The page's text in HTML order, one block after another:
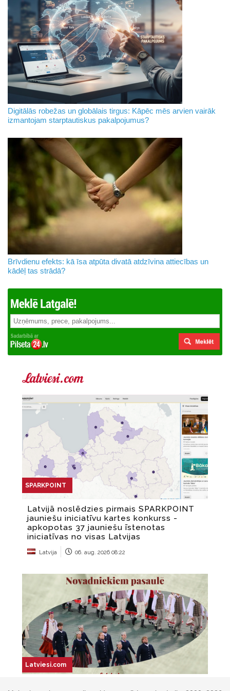
Digitālās robežas un globālais tirgus: Kāpēc mēs arvien vairāk
izmantojam starptautiskus pakalpojumus?
Brīvdienu efekts: kā īsa atpūta divatā atdzīvina attiecības un
kādēļ tas strādā?